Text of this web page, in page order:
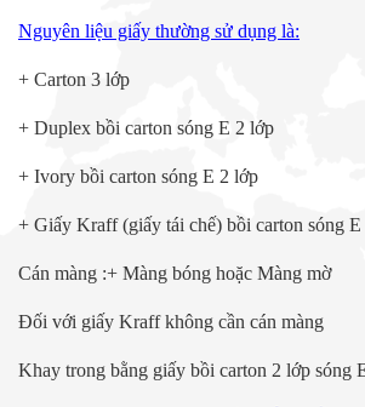
Nguyên liệu giấy thường sử dụng là:
+ Carton 3 lớp
+ Duplex bồi carton sóng E 2 lớp
+ Ivory bồi carton sóng E 2 lớp
+ Giấy Kraff (giấy tái chế) bồi carton sóng
Cán màng :+ Màng bóng hoặc Màng mờ
Đối với giấy Kraff không cần cán màng
Khay trong bằng giấy bồi carton 2 lớp sóng